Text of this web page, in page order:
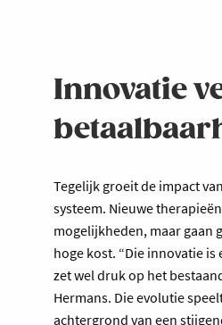
Innovatie
Tegelijk groeit de impact
systeem. Nieuwe
mogelijkheden, maar gaan
hoge kost. “Die innovatie
zet wel druk op het
Hermans. Die evolutie
achtergrond van een